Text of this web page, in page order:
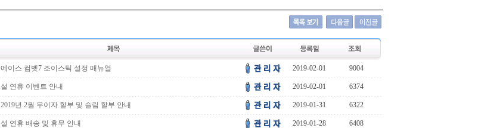
에이스 컴벳7 조이스틱 설정 매뉴얼 2019-02-01 9004
설 연휴 이벤트 안내 2019-02-01 6374
2019년 2월 무이자 할부 및 슬림 할부 안내 2019-01-31 6322
설 연휴 배송 및 휴무 안내 2019-01-28 6408